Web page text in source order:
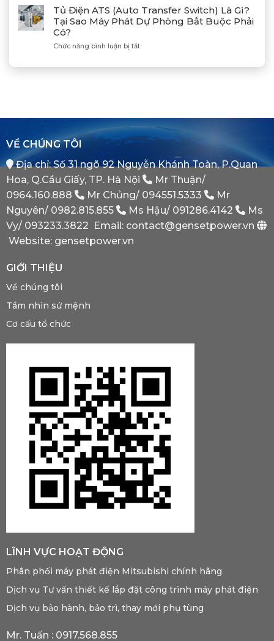
Mitsubishi
Heavy
Industries
Khẳng
Vị
Của
Bình
Minh
Phát
Điện
Bị
Dầu
Xác
Đồng
Bộ
Máy
Điện
Tủ Điện ATS (Auto Transfer Switch) Là Gì?
Tại Sao Máy Phát Dự Phòng Bắt Buộc Phải
Có?
Chức năng bình luận bị tắtở
Điện
Tại
Sao
Phát
Dự
Phòng
Bắt
Phải
Có?
VỀ CHÚNG TÔI
Địa chỉ: Số 31 ngõ 92 Nguyễn Khánh Toàn, P.Quan
Hoa, Q.Cầu Giấy, TP. Hà Nội
Mr Thuận/
0964.160.888
Mr Chủng/ 094551.5333
Mr
Nguyên/ 0982.815.855 Ms Hậu/ 091286.4142
Ms
Vy/ 093233.3822 Email: contact@gensetpower.vn
Website: gensetpower.vn
GIỚI THIỆU
Về chúng tôi
Tầm nhìn sứ mệnh
Cơ cấu tổ chức
LĨNH VỰC HOẠT ĐỘNG
Phân phối máy phát điện Mitsubishi chính hãng
Dịch vụ Tư vấn thiết kế lắp đặt công trình máy phát điện
Dịch vụ bảo hành, bảo trì, thay mới phụ tùng
Mr. Tuấn : 0917.568.855